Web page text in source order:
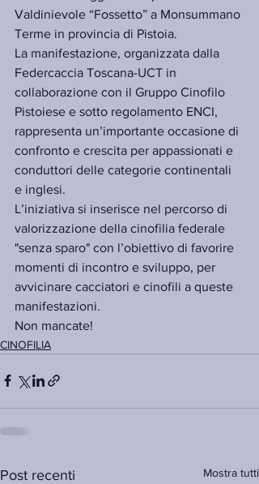
Valdinievole “Fossetto” a Monsummano
Terme in provincia di Pistoia.
La manifestazione, organizzata dalla
Federcaccia Toscana-UCT in
collaborazione con il Gruppo Cinofilo
Pistoiese e sotto regolamento ENCI,
rappresenta un’importante occasione di
confronto e crescita per appassionati e
conduttori delle categorie continentali
e inglesi.
L’iniziativa si inserisce nel percorso di
valorizzazione della cinofilia federale
"senza sparo" con l’obiettivo di favorire
momenti di incontro e sviluppo, per
avvicinare cacciatori e cinofili a queste
manifestazioni.
Non mancate!
CINOFILIA
Post recenti Mostra tutti